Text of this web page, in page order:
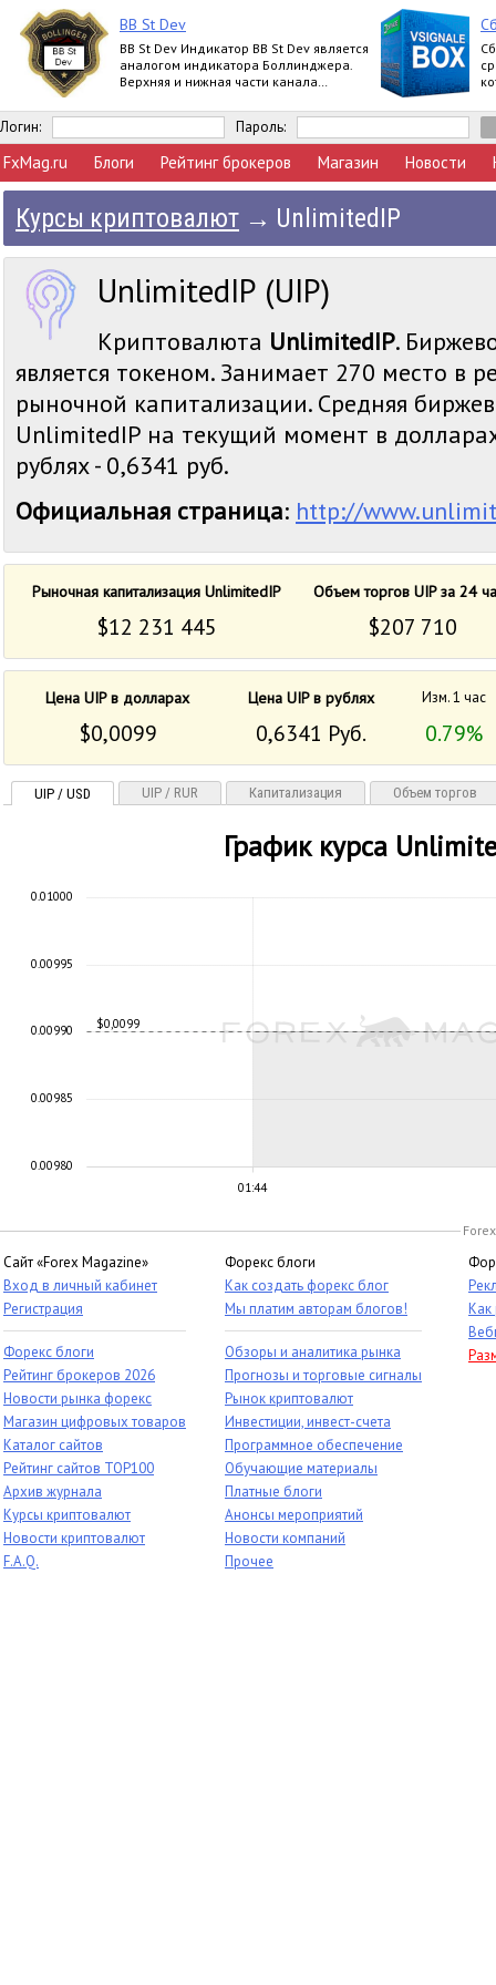
BB St Dev
BB St Dev Индикатор BB St Dev является
аналогом индикатора Боллинджера.
Верхняя и нижная части канала
помощи iStd
Логин: Пароль:
FxMag.ru Блоги Рейтинг брокеров Магазин Новости
Курсы криптовалют → UnlimitedIP
UnlimitedIP (UIP)
Криптовалюта UnlimitedIP.
является токеном. Занимает 270 место в
рыночной капитализации. Средняя
UnlimitedIP на текущий момент в
рублях - 0,6341 руб.
Официальная страница: http://
Рыночная капитализация UnlimitedIP Объем торгов UIP за 24
$12 231 445 $207 710
Цена UIP в долларах Цена UIP в рублях Изм. 1 час
$0,0099 0,6341 Руб. 0.79%
UIP / USD UIP / RUR Капитализация Объем торгов
График курса
01:44
$0,0099
0.00980
0.00985
0.00990
0.00995
0.01000
Сайт «Forex Magazine»
Вход в личный кабинет
Регистрация
Форекс блоги
Рейтинг брокеров 2026
Новости рынка форекс
Магазин цифровых товаров
Каталог сайтов
Рейтинг сайтов TOP100
Архив журнала
Курсы криптовалют
Новости криптовалют
F.A.Q.
Форекс блоги
Как создать форекс блог
Мы платим авторам блогов!
Обзоры и аналитика рынка
Прогнозы и торговые сигналы
Рынок криптовалют
Инвестиции, инвест-счета
Программное обеспечение
Обучающие материалы
Платные блоги
Анонсы мероприятий
Новости компаний
Прочее
Как